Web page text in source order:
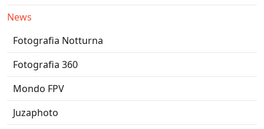
News
Fotografia Notturna
Fotografia 360
Mondo FPV
Juzaphoto